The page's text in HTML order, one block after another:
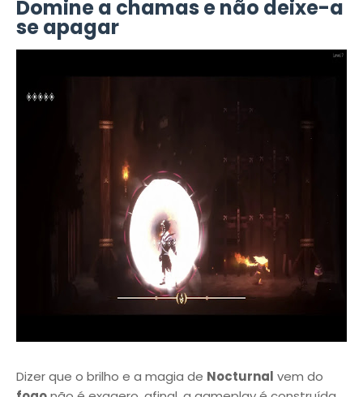
Domine a chamas e não deixe-a
se apagar
Dizer que o brilho e a magia de Nocturnal vem do